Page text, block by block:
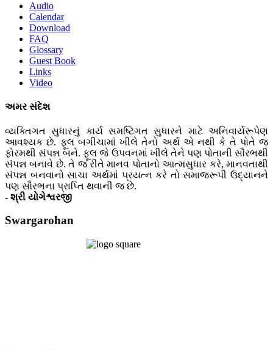
Audio
Calendar
Download
FAQ
Glossary
Guest Book
Links
Video
અમર સંદેશ
વ્યક્તિગત સુધારનું કાર્ય સમષ્ટિગત સુધારને માટે અનિવાર્યરૂપેણ
આવશ્યક છે. ફૂલ બગીચામાં ખીલે તેનો અર્થ એ નથી કે તે પોતે જ
ફોરમથી સંપન્ન બને. ફૂલ જે ઉપવનમાં ખીલે તેને પણ પોતાની સૌરભથી
સંપન્ન બનાવે છે. તે જ રીતે માનવ પોતાનો આત્મસુધાર કરે, માનવતાથી
સંપન્ન બનવાનો સાચા અર્થમાં પ્રયત્ન કરે તો સમાજરૂપી ઉદ્યાનને
પણ સૌરભના પ્રાપ્તિ થવાની જ છે.
- શ્રી યોગેશ્વરજી
Swargarohan